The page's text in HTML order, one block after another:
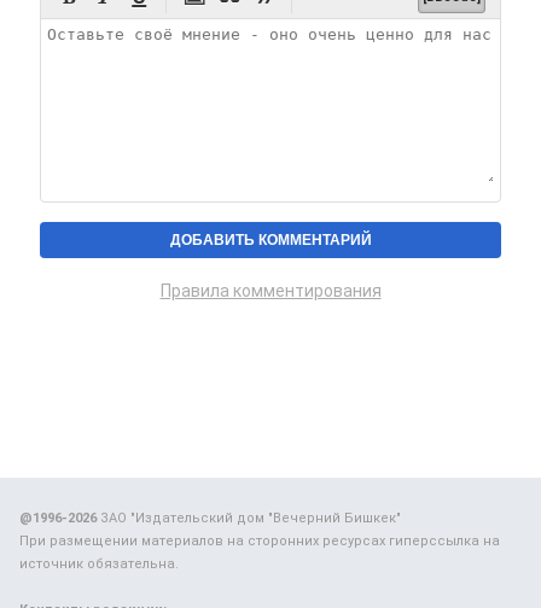
Правила комментирования
@1996-2026ЗАО "Издательский дом "Вечерний Бишкек"
При размещении материалов на сторонних ресурсах гиперссылка на
источник обязательна.